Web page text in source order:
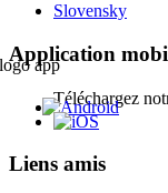
Slovensky
Application
Téléchargez
Liens amis